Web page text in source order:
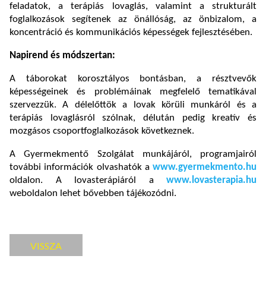
feladatok, a terápiás lovaglás, valamint a strukturált
foglalkozások segítenek az önállóság, az önbizalom, a
koncentráció és kommunikációs képességek fejlesztésében.
Napirend és módszertan:
A táborokat korosztályos bontásban, a résztvevők
képességeinek és problémáinak megfelelő tematikával
szervezzük. A délelőttök a lovak körüli munkáról és a
terápiás lovaglásról szólnak, délután pedig kreatív és
mozgásos csoportfoglalkozások következnek.
A Gyermekmentő Szolgálat munkájáról, programjairól
további információk olvashatók a www.gyermekmento.hu
oldalon. A lovasterápiáról a www.lovasterapia.hu
weboldalon lehet bővebben tájékozódni.
VISSZA